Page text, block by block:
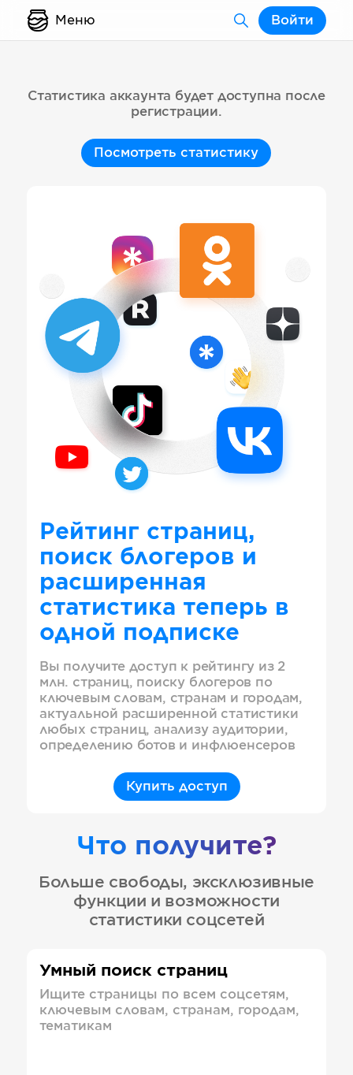
Меню Войти
Статистика аккаунта будет доступна после
регистрации.
Посмотреть статистику
Рейтинг страниц,
поиск блогеров и
расширенная
статистика теперь в
одной подписке
Вы получите доступ к рейтингу из 2
млн. страниц, поиску блогеров по
ключевым словам, странам и городам,
актуальной расширенной статистики
любых страниц, анализу аудитории,
определению ботов и инфлюенсеров
Купить доступ
Что получите?
Больше свободы, эксклюзивные
функции и возможности
статистики соцсетей
Умный поиск страниц
Ищите страницы по всем соцсетям,
ключевым словам, странам, городам,
тематикам